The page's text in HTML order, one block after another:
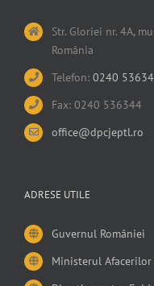
Str. Gloriei nr. 4A,
România
Telefon: 0240
Fax: 0240 536344
office@dpcjeptl.ro
ADRESE UTILE
Guvernul României
Ministerul